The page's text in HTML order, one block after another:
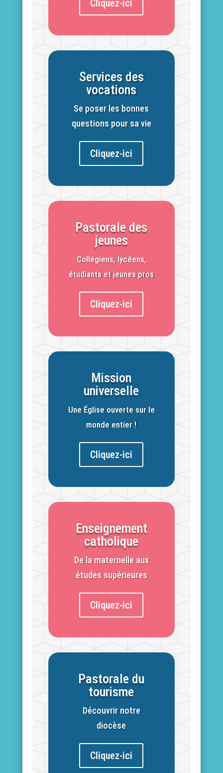
Cliquez-ici
Services des
vocations
Se poser les bonnes
questions pour sa vie
Cliquez-ici
Pastorale des
jeunes
Collégiens, lycéens,
étudiants et jeunes pros
Cliquez-ici
Mission
universelle
Une Église ouverte sur le
monde entier !
Cliquez-ici
Enseignement
catholique
De la maternelle aux
études supérieures
Cliquez-ici
Pastorale du
tourisme
Découvrir notre
diocèse
Cliquez-ici